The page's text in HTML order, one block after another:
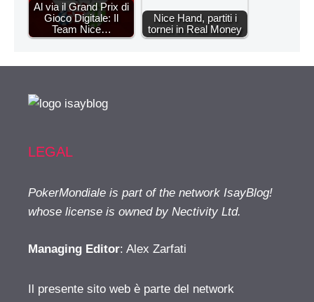
Al via il Grand Prix di
Gioco Digitale: Il
Team Nice…
Nice Hand, partiti i
tornei in Real Money
LEGAL
PokerMondiale is part of the network IsayBlog!
whose license is owned by Nectivity Ltd.
Managing Editor: Alex Zarfati
Il presente sito web è parte del network